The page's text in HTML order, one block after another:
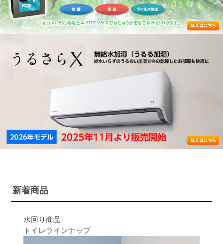
新着商品
水回り商品
トイレラインナップ